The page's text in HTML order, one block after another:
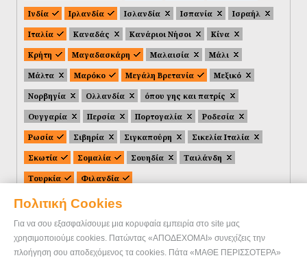
Πολιτική Cookies
Για να σου εξασφαλίσουμε μια κορυφαία εμπειρία στο site μας
χρησιμοποιούμε cookies. Πατώντας «ΑΠΟΔΕΧΟΜΑΙ» συνεχίζεις την
πλοήγηση σου αποδεχόμενος τα cookies. Πάτα «ΜΑΘΕ ΠΕΡΙΣΣΟΤΕΡΑ»
Ινδία
Ιρλανδία Ισλανδία Ισπανία
Ισραήλ
Ιταλία
Καναδάς Κανάριοι Νήσοι
Κίνα
Κρήτη
Μαγαδασκάρη Μαλαισία
Μάλι
Μάλτα
Μαρόκο Μεγάλη Βρετανία
Μεξικό
Νορβηγία
Ολλανδία
όπου γης και πατρίς
Ουγγαρία
Περσία Πορτογαλία
Ροδεσία
Ρωσία
Σιβηρία Σιγκαπούρη
Σικελία Ιταλία
Σκωτία
Σομαλία Σουηδία
Ταιλάνδη
Τουρκία
Φιλανδία